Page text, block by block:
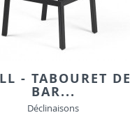
- TABOURET DE
BAR...
Déclinaisons